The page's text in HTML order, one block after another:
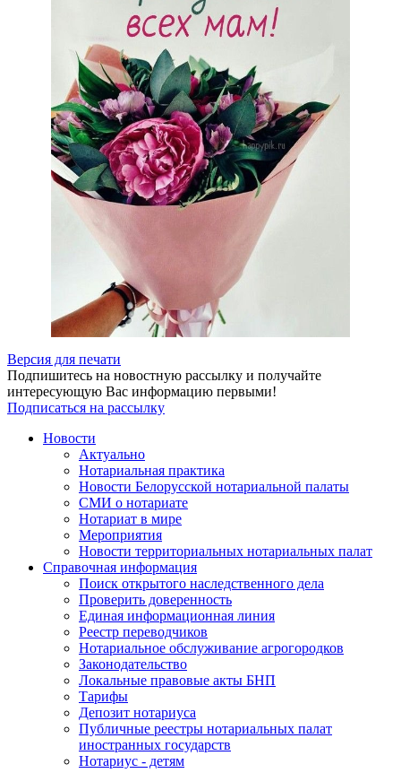
Версия для печати
Подпишитесь на новостную рассылку и получайте
интересующую Вас информацию первыми!
Подписаться на рассылку
Новости
Актуально
Нотариальная практика
Новости Белорусской нотариальной палаты
СМИ о нотариате
Нотариат в мире
Мероприятия
Новости территориальных нотариальных палат
Справочная информация
Поиск открытого наследственного дела
Проверить доверенность
Единая информационная линия
Реестр переводчиков
Нотариальное обслуживание агрогородков
Законодательство
Локальные правовые акты БНП
Тарифы
Депозит нотариуса
Публичные реестры нотариальных палат
иностранных государств
Нотариус - детям